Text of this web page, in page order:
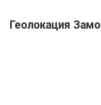
Геолокация